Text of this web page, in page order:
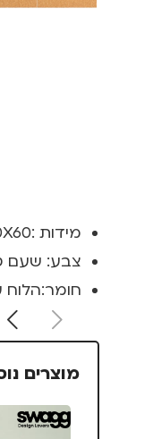
מידות :40X60 ס"מ, עובי 8 מ"מ
צבע: שעם
מוצרים